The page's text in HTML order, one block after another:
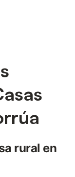
rural en